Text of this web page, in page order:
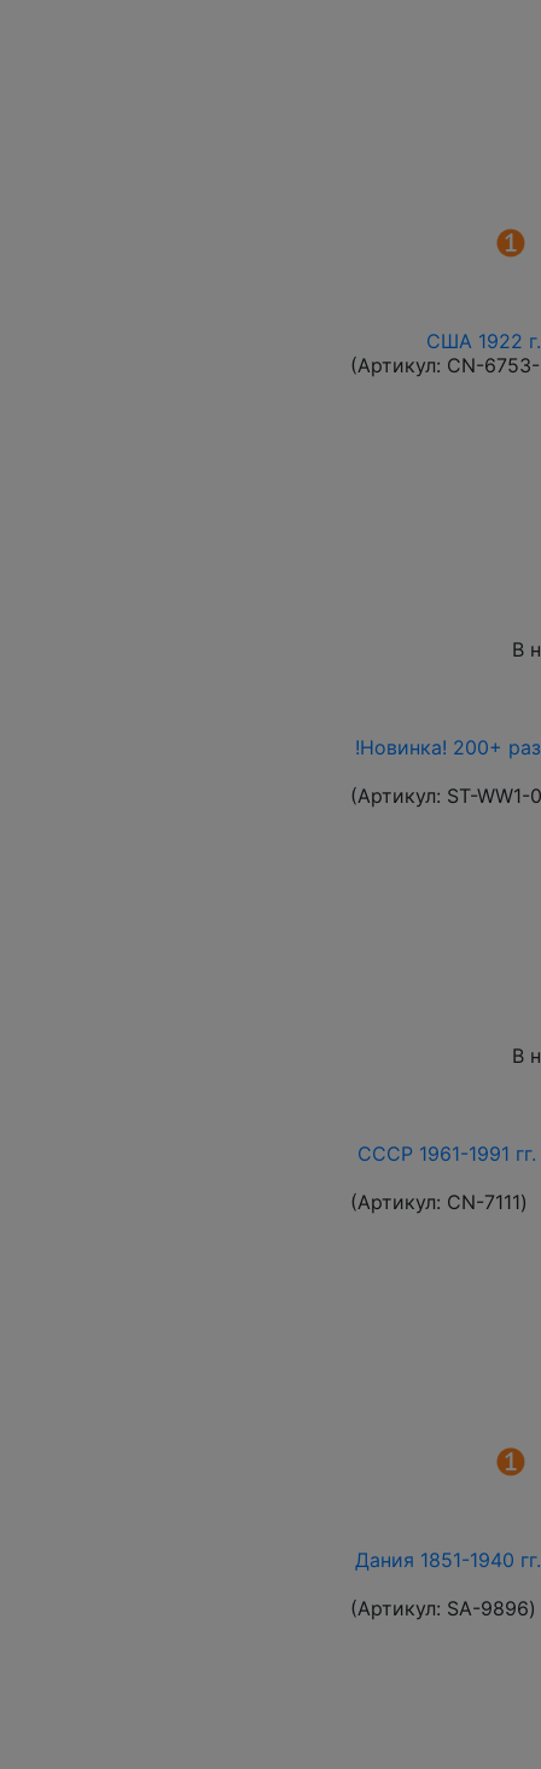
США 1922
(Артикул: CN-
В
!Новинка! 200+
(Артикул: ST-
В
СССР 1961-1991
(Артикул: СN-7111)
Дания 1851-1940
(Артикул: SA-9896)